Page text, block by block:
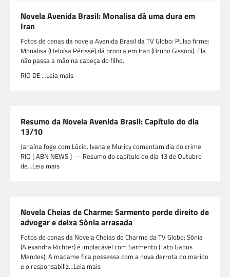
Novela Avenida Brasil: Monalisa dá uma dura em
Iran
Fotos de cenas da novela Avenida Brasil da TV Globo: Pulso firme:
Monalisa (Heloísa Périssé) dá bronca em Iran (Bruno Gissoni). Ela
não passa a mão na cabeça do filho.
RIO DE …Leia mais
Resumo da Novela Avenida Brasil: Capítulo do dia
13/10
Janaína foge com Lúcio. Ivana e Muricy comentam dia do crime
RIO [ ABN NEWS ] — Resumo do capítulo do dia 13 de Outubro
de…Leia mais
Novela Cheias de Charme: Sarmento perde direito de
advogar e deixa Sônia arrasada
Fotos de cenas da Novela Cheias de Charme da TV Globo: Sônia
(Alexandra Richter) é implacável com Sarmento (Tato Gabus
Mendes). A madame fica possessa com a nova derrota do marido
e o responsabiliz…Leia mais